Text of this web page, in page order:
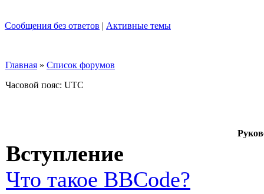
Сообщения без ответов | Активные темы
Главная » Список форумов
Часовой пояс: UTC
Вступление
Что такое BBCode?